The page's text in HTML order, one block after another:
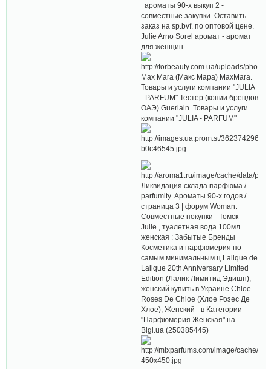
ароматы 90-х выкуп 2 -
совместные закупки. Оставить
заказ на sp.bvf. по оптовой цене.
Julie Arno Sorel аромат - аромат
для женщин
Max Mara (Макс Мара) MaxMara.
Товары и услуги компании "JULIA
- PARFUM" Тестер (копии брендов
ОАЭ) Guerlain. Товары и услуги
компании "JULIA - PARFUM"
Ликвидация склада парфюма /
parfumity. Ароматы 90-х годов /
страница 3 | форум Woman.
Совместные покупки - Томск -
Julie , туалетная вода 100мл
женская : Забытые Бренды
Косметика и парфюмерия по
самым минимальным ц Lalique de
Lalique 20th Anniversary Limited
Edition (Лалик Лимитид Эдишн),
женский купить в Украине Сhloe
Roses De Chloe (Хлое Розес Де
Хлое), Женский - в Категории
"Парфюмерия Женская" на
Bigl.ua (250385445)